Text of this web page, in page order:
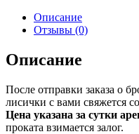
Описание
Отзывы (0)
Описание
После отправки заказа о
лисички с вами свяжется
Цена указана за сутки
проката взимается залог.